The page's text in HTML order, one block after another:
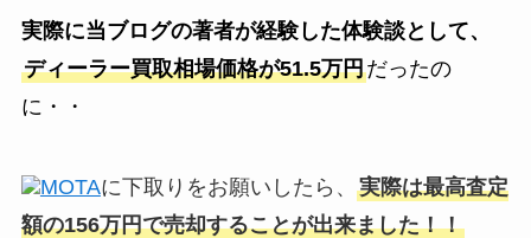
実際に当ブログの著者が経験した体験談として、
ディーラー買取相場価格が51.5万円だったの
に・・
MOTAに下取りをお願いしたら、 実際は最高査定
額の156万円で売却することが出来ました！！